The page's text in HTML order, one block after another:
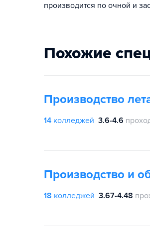
производится по очной и
Похожие
Производство
14 колледжей 3.6-4.6
Производство и
18 колледжей 3.67-4.48